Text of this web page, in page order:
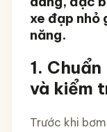
xe đạp nhỏ
năng.
1.
và kiểm
Trước khi